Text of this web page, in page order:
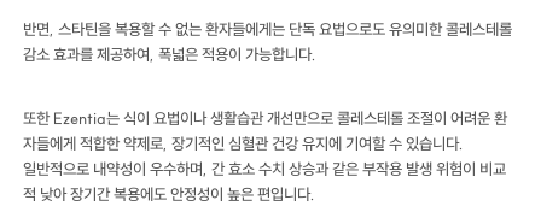
반면, 스타틴을 복용할 수 없는 환자들에게는 단독 요법으로도 유의미한 콜레스테롤
감소 효과를 제공하여, 폭넓은 적용이 가능합니다.
또한 Ezentia는 식이 요법이나 생활습관 개선만으로 콜레스테롤 조절이 어려운 환
자들에게 적합한 약제로, 장기적인 심혈관 건강 유지에 기여할 수 있습니다.
일반적으로 내약성이 우수하며, 간 효소 수치 상승과 같은 부작용 발생 위험이 비교
적 낮아 장기간 복용에도 안정성이 높은 편입니다.